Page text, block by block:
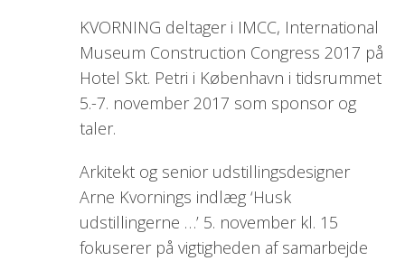
KVORNING deltager i IMCC, International
Museum Construction Congress 2017 på
Hotel Skt. Petri i København i tidsrummet
5.-7. november 2017 som sponsor og
taler.
Arkitekt og senior udstillingsdesigner
Arne Kvornings indlæg ‘Husk
udstillingerne …’ 5. november kl. 15
fokuserer på vigtigheden af samarbejde